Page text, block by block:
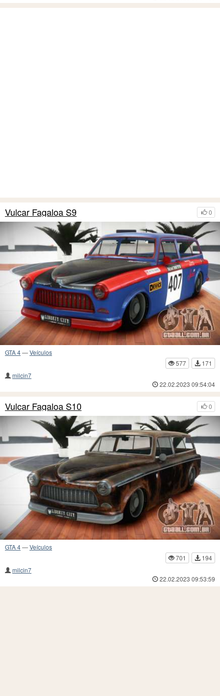
0
Vulcar Fagaloa S9
GTA 4—Veículos
577
171
milcin7
22.02.2023 09:54:04
0
Vulcar Fagaloa S10
GTA 4—Veículos
701
194
milcin7
22.02.2023 09:53:59